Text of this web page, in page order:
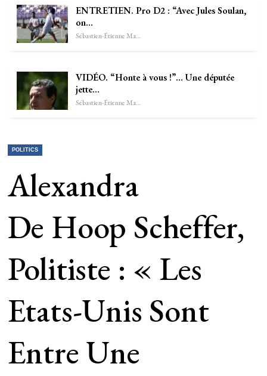
ENTRETIEN. Pro D2 : “Avec Jules Soulan,
on…
Sébastien-Étienne Marechal
VIDÉO. “Honte à vous !”… Une députée
jette…
Sébastien-Étienne Marechal
POLITICS
Alexandra
De Hoop Scheffer,
Politiste : « Les
Etats-Unis Sont
Entre Une